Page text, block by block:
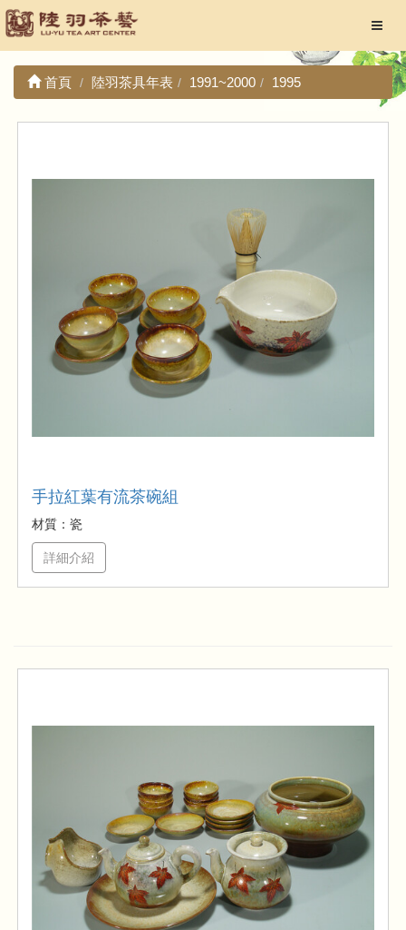
首頁 陸羽茶具年表 1991~2000 1995
手拉紅葉有流茶碗組
材質：瓷
詳細介紹